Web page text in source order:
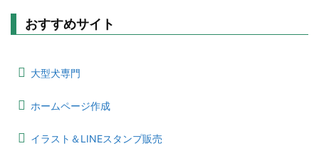
おすすめサイト
大型犬専門
ホームページ作成
イラスト＆LINEスタンプ販売